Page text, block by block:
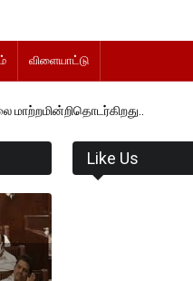
விளையாட்டு
Like Us